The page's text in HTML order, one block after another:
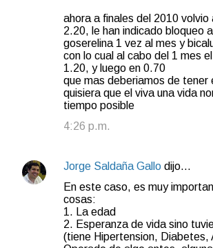
ahora a finales del 2010 volvio
2.20, le han indicado bloqueo
goserelina 1 vez al mes y
con lo cual al cabo del 1 mes
1.20, y luego en 0.70
que mas deberiamos de tener
quisiera que el viva una vida
tiempo posible
4:26 p.m.
Jorge Saldaña Gallo dijo…
En este caso, es muy
cosas:
1. La edad
2. Esperanza de vida sino
(tiene Hipertension, Diabetes,